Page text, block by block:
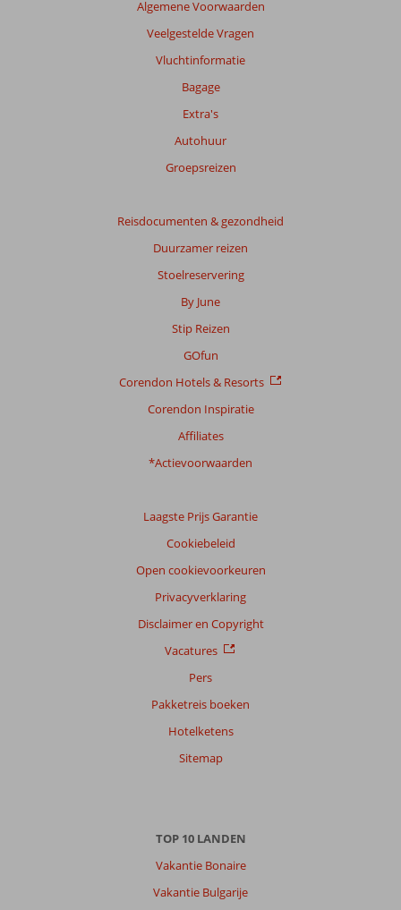
Algemene Voorwaarden
Veelgestelde Vragen
Vluchtinformatie
Bagage
Extra's
Autohuur
Groepsreizen
Reisdocumenten & gezondheid
Duurzamer reizen
Stoelreservering
By June
Stip Reizen
GOfun
Corendon Hotels & Resorts
Corendon Inspiratie
Affiliates
*Actievoorwaarden
Laagste Prijs Garantie
Cookiebeleid
Open cookievoorkeuren
Privacyverklaring
Disclaimer en Copyright
Vacatures
Pers
Pakketreis boeken
Hotelketens
Sitemap
TOP 10 LANDEN
Vakantie Bonaire
Vakantie Bulgarije